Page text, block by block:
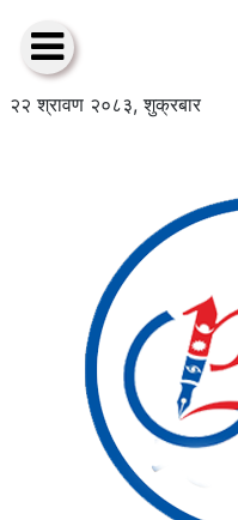
२२ श्रावण २०८३, शुक्रबार